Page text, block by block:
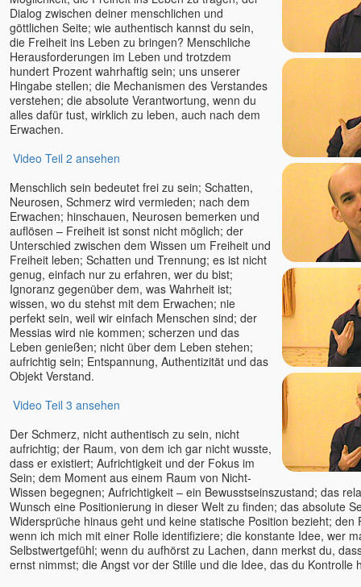
Tony Parsons
Tony Samara
Torsten & Padma
Tyohar
U. G. Krishnamurti
Unmani
Vanessa
Veeresh †
Veit Lindau
Venu (Marie)
Verena Fleißner Egobuster
Verena Kamphausen
Vincenzo Califano
Vincenzo Kavod Altepost
Werner Meier
Wilhelm Reich
Willigis Jäger †
Wojtek Gorecki
Wolfgang Kerschbaummayr
Yolande Duran-Serrano
Yvonne Unger
Zanko
Dialog zwischen deiner menschlichen und
göttlichen Seite; wie authentisch kannst du sein,
die Freiheit ins Leben zu bringen? Menschliche
Herausforderungen im Leben und trotzdem
hundert Prozent wahrhaftig sein; uns unserer
Hingabe stellen; die Mechanismen des Verstandes
verstehen; die absolute Verantwortung, wenn du
alles dafür tust, wirklich zu leben, auch nach dem
Erwachen.
Video Teil 2 ansehen
Menschlich sein bedeutet frei zu sein; Schatten,
Neurosen, Schmerz wird vermieden; nach dem
Erwachen; hinschauen, Neurosen bemerken und
auflösen – Freiheit ist sonst nicht möglich; der
Unterschied zwischen dem Wissen um Freiheit und
Freiheit leben; Schatten und Trennung; es ist nicht
genug, einfach nur zu erfahren, wer du bist;
Ignoranz gegenüber dem, was Wahrheit ist;
wissen, wo du stehst mit dem Erwachen; nie
perfekt sein, weil wir einfach Menschen sind; der
Messias wird nie kommen; scherzen und das
Leben genießen; nicht über dem Leben stehen;
aufrichtig sein; Entspannung, Authentizität und das
Objekt Verstand.
Video Teil 3 ansehen
Der Schmerz, nicht authentisch zu sein, nicht
aufrichtig; der Raum, von dem ich gar nicht wusste,
dass er existiert; Aufrichtigkeit und der Fokus im
Sein; dem Moment aus einem Raum von Nicht-
Wissen begegnen; Aufrichtigkeit – ein Bewusstseinszustand; das
Wunsch eine Positionierung in dieser Welt zu finden; das absolute
Widersprüche hinaus geht und keine statische Position bezieht; den
wenn ich mich mit einer Rolle identifiziere; die konstante Idee, wer
Selbstwertgefühl; wenn du aufhörst zu Lachen, dann merkst du,
ernst nimmst; die Angst vor der Stille und die Idee, das du Kontrolle